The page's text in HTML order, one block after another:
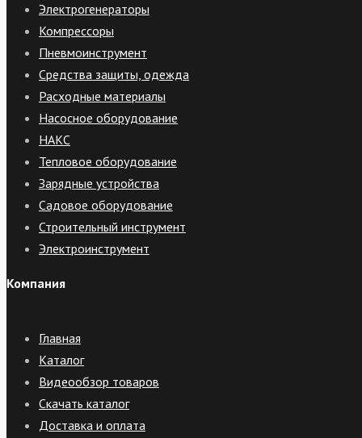
Электрогенераторы
Компрессоры
Пневмоинструмент
Средства защиты, одежда
Расходные материалы
Насосное оборудование
НАКС
Тепловое оборудование
Зарядные устройства
Садовое оборудование
Строительный инструмент
Электроинструмент
Компания
Главная
Каталог
Видеообзор товаров
Скачать каталог
Доставка и оплата